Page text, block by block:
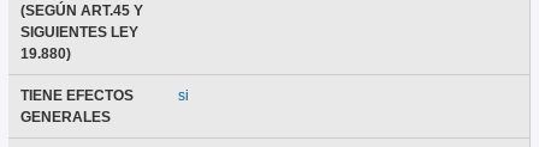
(SEGÚN ART.45 Y
SIGUIENTES LEY
19.880)
TIENE EFECTOS
GENERALES
si